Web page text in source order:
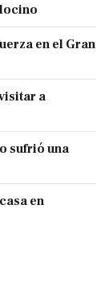
en el Gran
a
sufrió una
en